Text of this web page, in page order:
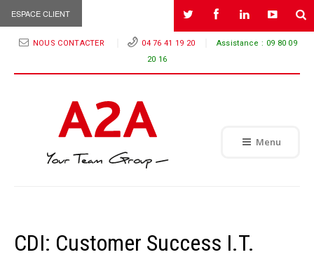
ESPACE CLIENT
NOUS CONTACTER 04 76 41 19 20 Assistance : 09 80 09
20 16
Menu
CDI: Customer Success I.T.